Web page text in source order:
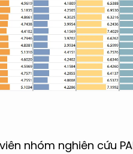
nhóm nghiên cứu